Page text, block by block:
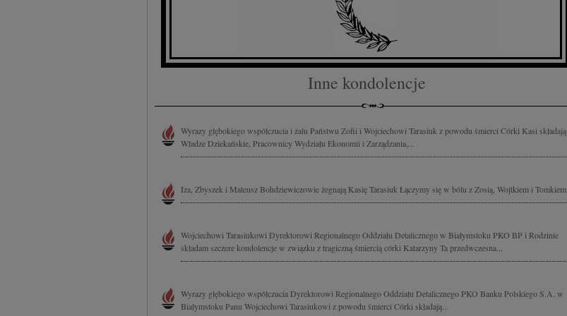
Inne kondolencje
Wyrazy głębokiego współczucia i żalu Państwu Zofii i Wojciechowi Tarasiuk z powodu śmierci Córki Kasi składają
Władze Dziekańskie, Pracownicy Wydziału Ekonomii i Zarządzania,...
Iza, Zbyszek i Mateusz Bohdziewiczowie żegnają Kasię Tarasiuk Łączymy się w bólu z Zosią, Wojtkiem i Tomkiem
Wojciechowi Tarasiukowi Dyrektorowi Regionalnego Oddziału Detalicznego w Białymstoku PKO BP i Rodzinie
składam szczere kondolencje w związku z tragiczną śmiercią córki Katarzyny Ta przedwczesna...
Wyrazy głębokiego współczucia Dyrektorowi Regionalnego Oddziału Detalicznego PKO Banku Polskiego S.A. w
Białymstoku Panu Wojciechowi Tarasiukowi z powodu śmierci Córki składają...